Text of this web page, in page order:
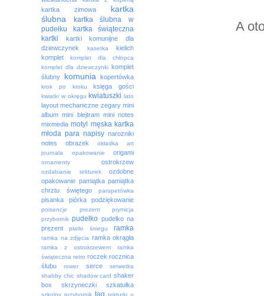
A
kartka zimowa
kartka
ślubna
kartka ślubna w
pudełku
kartka świąteczna
kartki
kartki komunijne dla
dziewczynek
kasetka
kielich
komplet
komplet dla chłopca
komplet dla dziewczynki komplet
ślubny
komunia kopertówka
krok po kroku księga gości
kwiatki w okręgu kwiatuszki lato
layout mechaniczne zegary mini
album mini blejtram mini notes
mixmedia motyl męska kartka
młoda para napisy narożniki
notes
obrazek
okładka art
journala
opakowanie origami
ornamenty ostrokrzew
ozdabianie tekturek
ozdobne
opakowanie pamiątka pamiątka
chrztu świętego
parapetówka
pisanka piórka podziękowanie
poisencje prezent
prymicja
przybornik pudełko pudełko na
prezent
płatki śniegu ramka
ramka na zdjęcia ramka okrągła
ramka z ostrokrzewem
ramka
świąteczna retro roczek rocznica
ślubu
rower serce
serwetka
shabby chic shadow card shaker
box
skrzyneczki szkatułka
szkolny przybornik
tekturki o